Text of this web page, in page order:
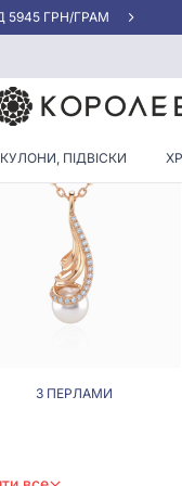
5945 ГРН/ГРАМ
КУЛОНИ, ПІДВІСКИ
З ПЕРЛАМИ